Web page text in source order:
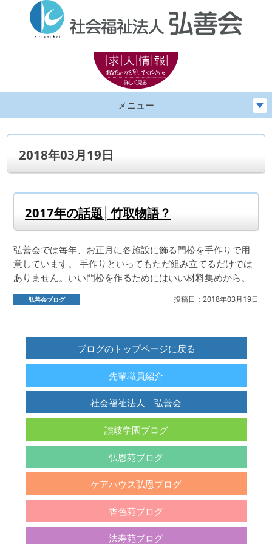
メニュー
2018年03月19日
2017年の話題│竹取物語？
弘善会では毎年、お正月に各施設に飾る門松を手作りで用
意しています。 手作りといってもただ組み立てるだけでは
ありません。いい門松を作るためにはいい材料集めから。
弘善会ブログ 投稿日：2018年03月19日
ブログのトップページに戻る
先輩職員紹介
社会福祉法人 弘善会
讃岐学園ブログ
弘恩苑ブログ
ケアハウス弘恩ブログ
香色苑ブログ
法寿苑ブログ